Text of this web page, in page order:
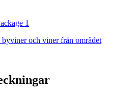
1
och viner från området